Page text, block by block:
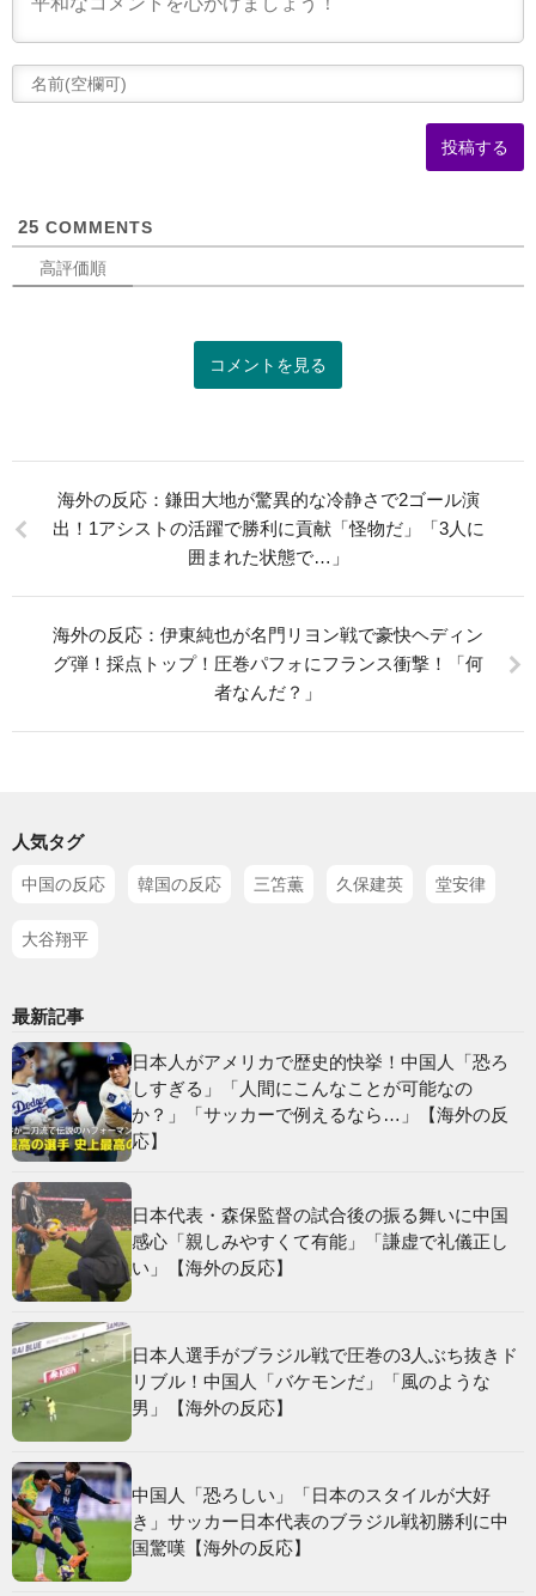
25 COMMENTS
高評価順
コメントを見る
海外の反応：鎌田大地が驚異的な冷静さで2ゴール演
出！1アシストの活躍で勝利に貢献「怪物だ」「3人に
囲まれた状態で…」
海外の反応：伊東純也が名門リヨン戦で豪快ヘディン
グ弾！採点トップ！圧巻パフォにフランス衝撃！「何
者なんだ？」
人気タグ
中国の反応 韓国の反応 三笘薫 久保建英 堂安律
大谷翔平
最新記事
日本人がアメリカで歴史的快挙！中国人「恐ろ
しすぎる」「人間にこんなことが可能なの
か？」「サッカーで例えるなら…」【海外の反
応】
日本代表・森保監督の試合後の振る舞いに中国
感心「親しみやすくて有能」「謙虚で礼儀正し
い」【海外の反応】
日本人選手がブラジル戦で圧巻の3人ぶち抜きド
リブル！中国人「バケモンだ」「風のような
男」【海外の反応】
中国人「恐ろしい」「日本のスタイルが大好
き」サッカー日本代表のブラジル戦初勝利に中
国驚嘆【海外の反応】